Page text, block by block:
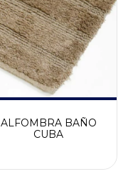
ALFOMBRA BAÑO
CUBA